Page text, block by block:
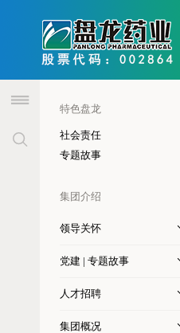
特色盘龙
社会责任
专题故事
集团介绍
领导关怀
党建 | 专题故事
人才招聘
集团概况